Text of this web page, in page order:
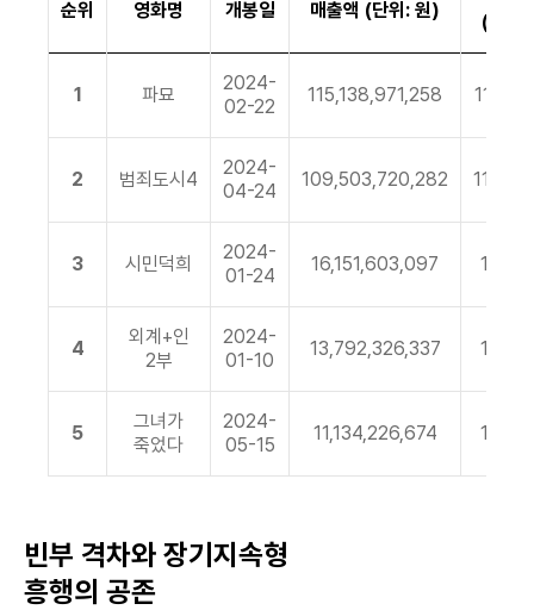
순위 영화명 개봉일 매출액 (단위: 원)
(단위:
1 파묘
2024-
02-22
115,138,971,258
2 범죄도시4
2024-
04-24
109,503,720,282
3 시민덕희
2024-
01-24
16,151,603,097
4
외계+인
2부
2024-
01-10
13,792,326,337
5
그녀가
죽었다
2024-
05-15
11,134,226,674
빈부 격차와 장기지속형
흥행의 공존